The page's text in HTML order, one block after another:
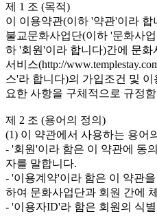
제 1 조 (목적)
이 이용약관(이하 '약관'이라
불교문화사업단(이하 '문화사
하 '회원'이라 합니다)간에 문화
서비스(http://
스'라 합니다)의 가입조건 및
요한 사항을 구체적으로 규정
제 2 조 (용어의 정의)
(1) 이 약관에서 사용하는 용어
- '회원'이라 함은 이 약관에 동
자를 말합니다.
- '이용계약'이라 함은 이 약관
하여 문화사업단과 회원 간에
- '이용자ID'라 함은 회원의 식